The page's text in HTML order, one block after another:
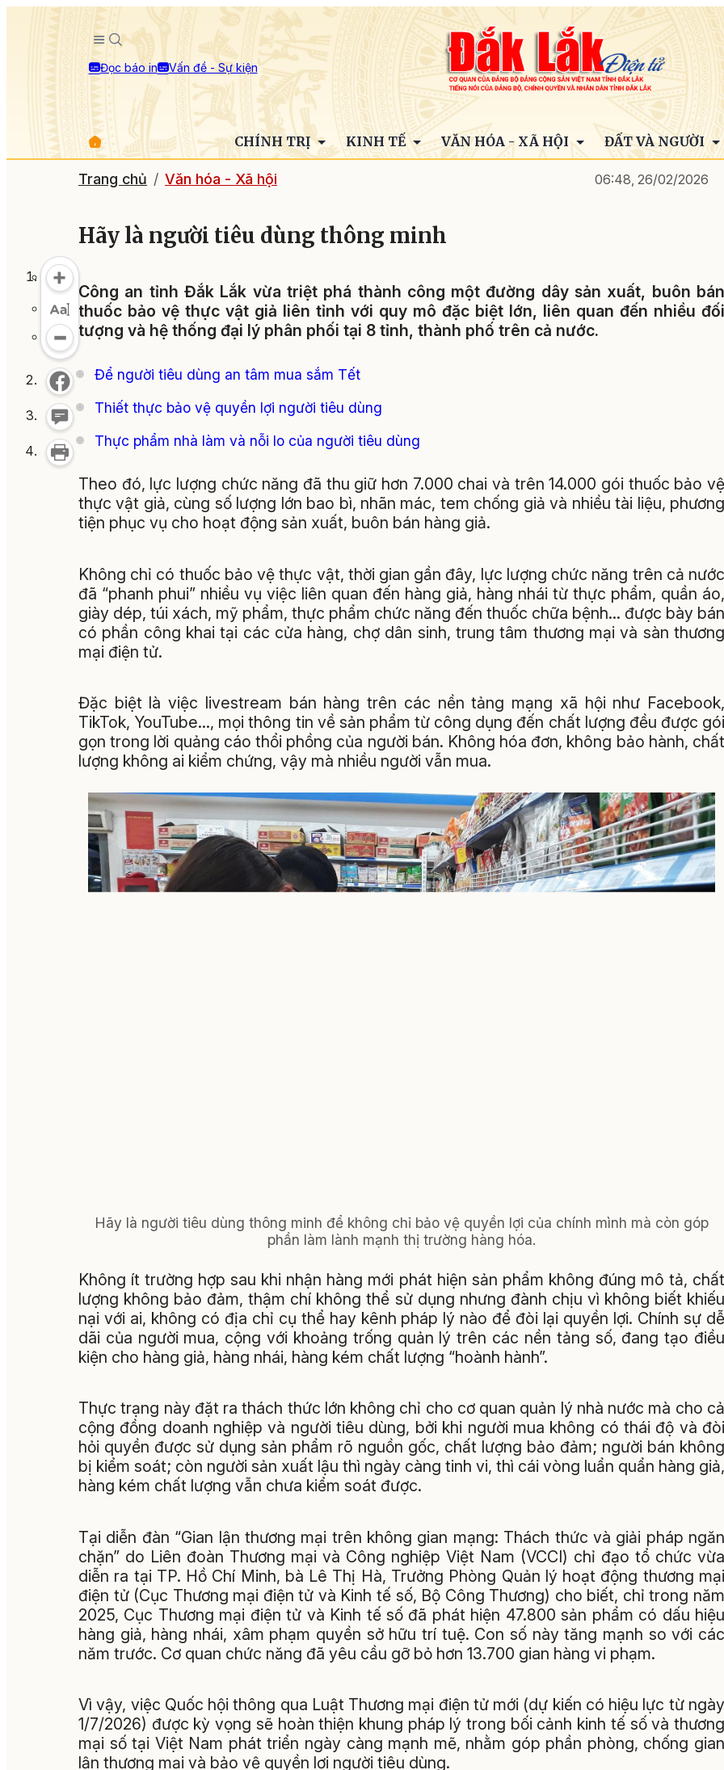
Đọc báo in Vấn đề - Sự kiện
CHÍNH TRỊ KINH TẾ VĂN HÓA - XÃ HỘI ĐẤT VÀ NGƯỜI
Trang chủ Văn hóa - Xã hội 06:48, 26/02/2026
Hãy là người tiêu dùng thông minh
Công an tỉnh Đắk Lắk vừa triệt phá thành công một đường dây sản xuất, buôn bán
thuốc bảo vệ thực vật giả liên tỉnh với quy mô đặc biệt lớn, liên quan đến nhiều đối
tượng và hệ thống đại lý phân phối tại 8 tỉnh, thành phố trên cả nước.
Để người tiêu dùng an tâm mua sắm Tết
Thiết thực bảo vệ quyền lợi người tiêu dùng
Thực phẩm nhà làm và nỗi lo của người tiêu dùng
Theo đó, lực lượng chức năng đã thu giữ hơn 7.000 chai và trên 14.000 gói thuốc bảo vệ
thực vật giả, cùng số lượng lớn bao bì, nhãn mác, tem chống giả và nhiều tài liệu, phương
tiện phục vụ cho hoạt động sản xuất, buôn bán hàng giả.
Không chỉ có thuốc bảo vệ thực vật, thời gian gần đây, lực lượng chức năng trên cả nước
đã “phanh phui” nhiều vụ việc liên quan đến hàng giả, hàng nhái từ thực phẩm, quần áo,
giày dép, túi xách, mỹ phẩm, thực phẩm chức năng đến thuốc chữa bệnh... được bày bán
có phần công khai tại các cửa hàng, chợ dân sinh, trung tâm thương mại và sàn thương
mại điện tử.
Đặc biệt là việc livestream bán hàng trên các nền tảng mạng xã hội như Facebook,
TikTok, YouTube..., mọi thông tin về sản phẩm từ công dụng đến chất lượng đều được gói
gọn trong lời quảng cáo thổi phồng của người bán. Không hóa đơn, không bảo hành, chất
lượng không ai kiểm chứng, vậy mà nhiều người vẫn mua.
Hãy là người tiêu dùng thông minh để không chỉ bảo vệ quyền lợi của chính mình mà còn góp
phần làm lành mạnh thị trường hàng hóa.
Không ít trường hợp sau khi nhận hàng mới phát hiện sản phẩm không đúng mô tả, chất
lượng không bảo đảm, thậm chí không thể sử dụng nhưng đành chịu vì không biết khiếu
nại với ai, không có địa chỉ cụ thể hay kênh pháp lý nào để đòi lại quyền lợi. Chính sự dễ
dãi của người mua, cộng với khoảng trống quản lý trên các nền tảng số, đang tạo điều
kiện cho hàng giả, hàng nhái, hàng kém chất lượng “hoành hành”.
Thực trạng này đặt ra thách thức lớn không chỉ cho cơ quan quản lý nhà nước mà cho cả
cộng đồng doanh nghiệp và người tiêu dùng, bởi khi người mua không có thái độ và đòi
hỏi quyền được sử dụng sản phẩm rõ nguồn gốc, chất lượng bảo đảm; người bán không
bị kiểm soát; còn người sản xuất lậu thì ngày càng tinh vi, thì cái vòng luẩn quẩn hàng giả,
hàng kém chất lượng vẫn chưa kiểm soát được.
Tại diễn đàn “Gian lận thương mại trên không gian mạng: Thách thức và giải pháp ngăn
chặn” do Liên đoàn Thương mại và Công nghiệp Việt Nam (VCCI) chỉ đạo tổ chức vừa
diễn ra tại TP. Hồ Chí Minh, bà Lê Thị Hà, Trưởng Phòng Quản lý hoạt động thương mại
điện tử (Cục Thương mại điện tử và Kinh tế số, Bộ Công Thương) cho biết, chỉ trong năm
2025, Cục Thương mại điện tử và Kinh tế số đã phát hiện 47.800 sản phẩm có dấu hiệu
hàng giả, hàng nhái, xâm phạm quyền sở hữu trí tuệ. Con số này tăng mạnh so với các
năm trước. Cơ quan chức năng đã yêu cầu gỡ bỏ hơn 13.700 gian hàng vi phạm.
Vì vậy, việc Quốc hội thông qua Luật Thương mại điện tử mới (dự kiến có hiệu lực từ ngày
1/7/2026) được kỳ vọng sẽ hoàn thiện khung pháp lý trong bối cảnh kinh tế số và thương
mại số tại Việt Nam phát triển ngày càng mạnh mẽ, nhằm góp phần phòng, chống gian
lận thương mại và bảo vệ quyền lợi người tiêu dùng.